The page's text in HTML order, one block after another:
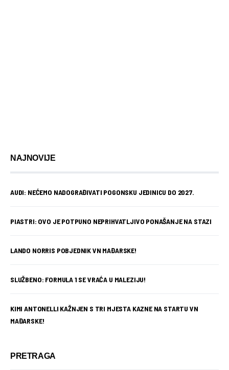
NAJNOVIJE
AUDI: NEĆEMO NADOGRAĐIVATI POGONSKU JEDINICU DO 2027.
PIASTRI: OVO JE POTPUNO NEPRIHVATLJIVO PONAŠANJE NA STAZI
LANDO NORRIS POBJEDNIK VN MAĐARSKE!
SLUŽBENO: FORMULA 1 SE VRAĆA U MALEZIJU!
KIMI ANTONELLI KAŽNJEN S TRI MJESTA KAZNE NA STARTU VN
MAĐARSKE!
PRETRAGA